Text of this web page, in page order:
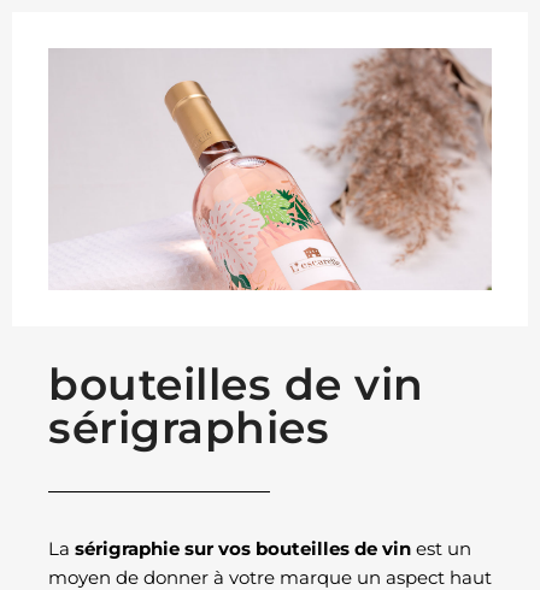
bouteilles de vin
sérigraphies
La sérigraphie sur vos bouteilles de vin est un
moyen de donner à votre marque un aspect haut